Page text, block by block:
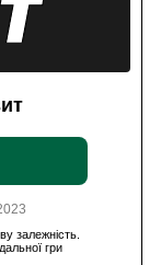
залежність.
гри